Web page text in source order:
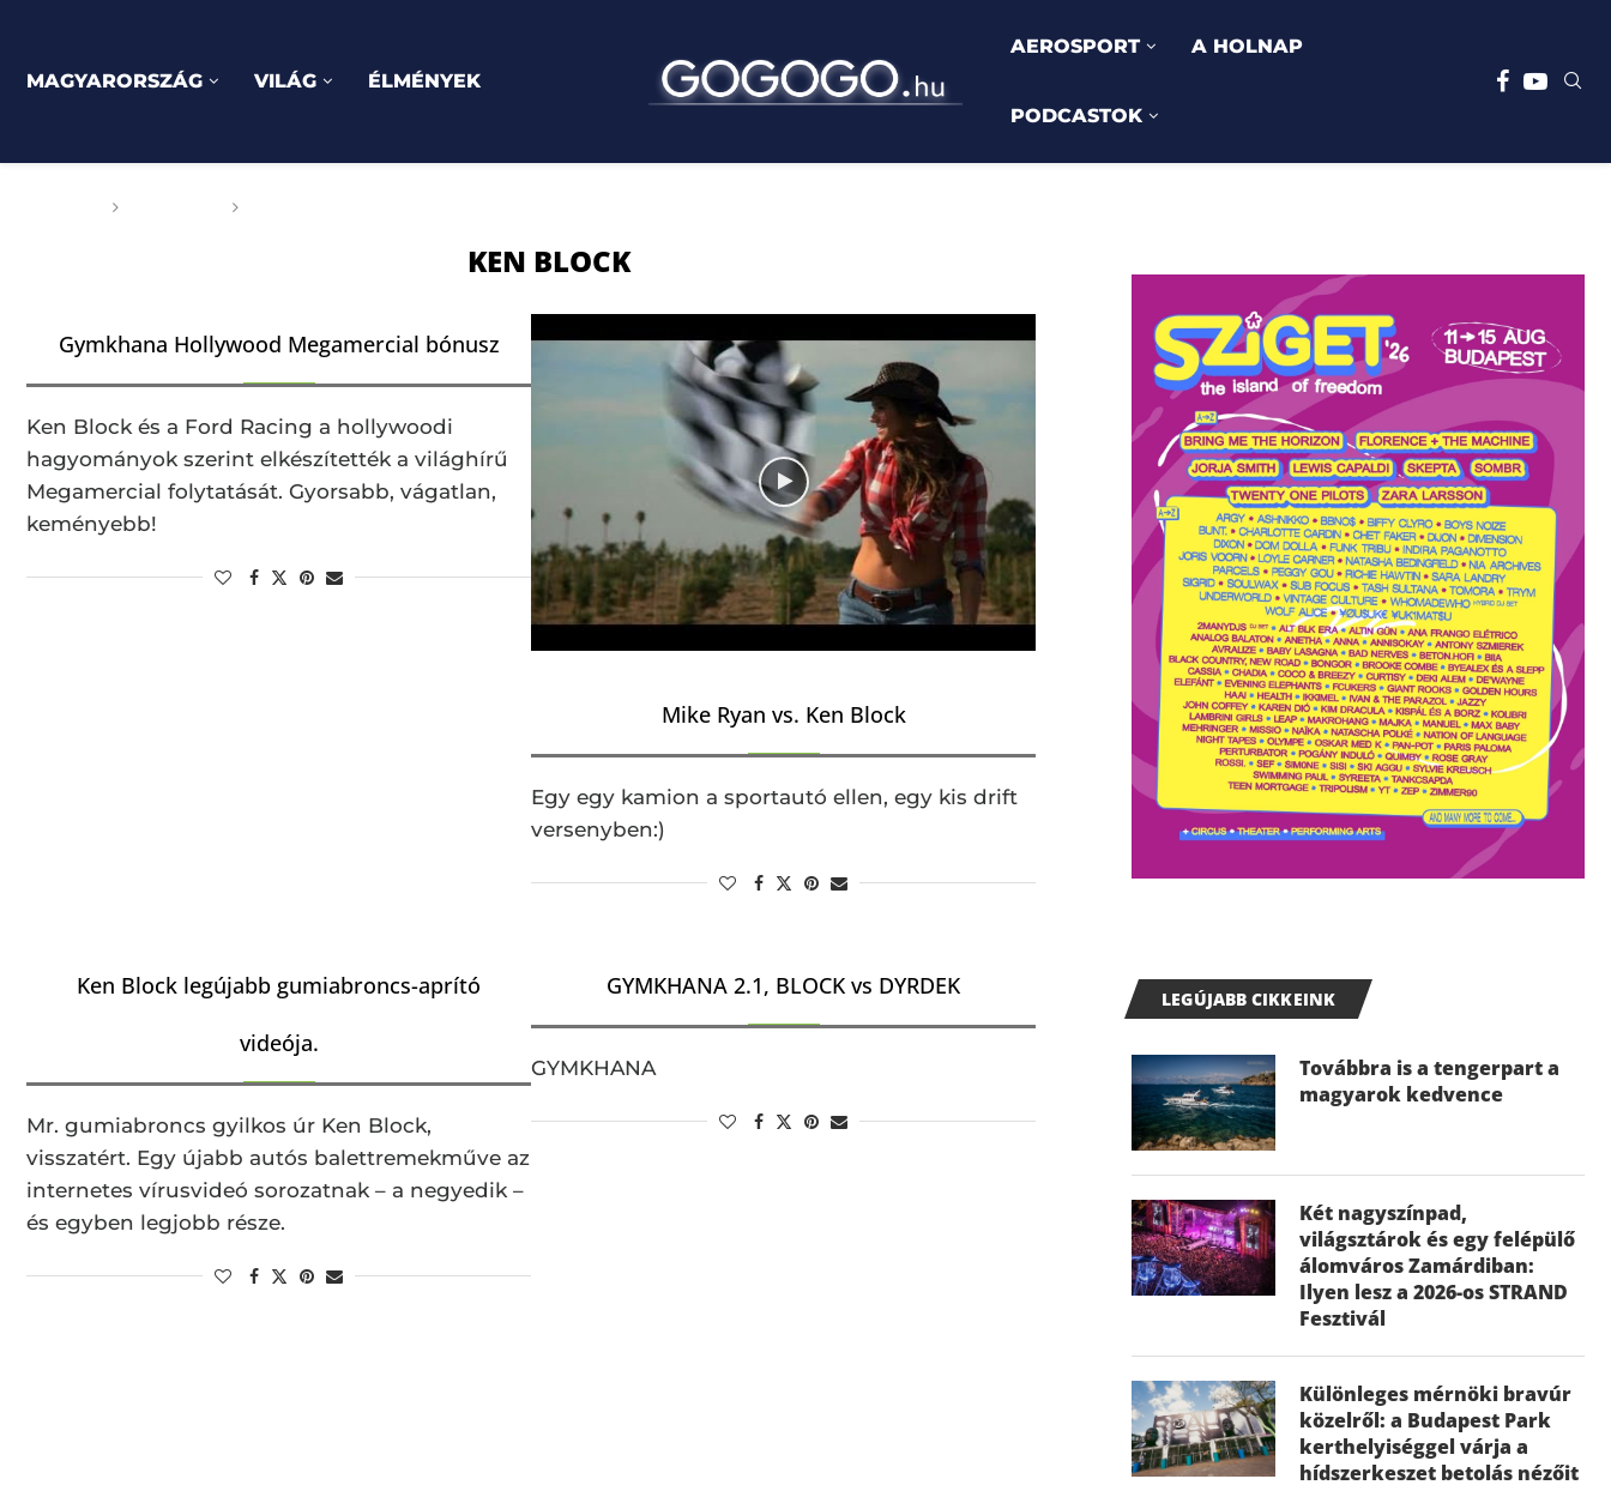
MAGYARORSZÁG VILÁG ÉLMÉNYEK
AEROSPORT A HOLNAP
PODCASTOK
KEN BLOCK
Gymkhana Hollywood Megamercial bónusz
Ken Block és a Ford Racing a hollywoodi
hagyományok szerint elkészítették a világhírű
Megamercial folytatását. Gyorsabb, vágatlan,
keményebb!
Mike Ryan vs. Ken Block
Egy egy kamion a sportautó ellen, egy kis drift
versenyben:)
Ken Block legújabb gumiabroncs-aprító
videója.
Mr. gumiabroncs gyilkos úr Ken Block,
visszatért. Egy újabb autós balettremekműve az
internetes vírusvideó sorozatnak – a negyedik –
és egyben legjobb része.
GYMKHANA 2.1, BLOCK vs DYRDEK
GYMKHANA
LEGÚJABB CIKKEINK
Továbbra is a tengerpart a
magyarok kedvence
Két nagyszínpad,
világsztárok és egy felépülő
álomváros Zamárdiban:
Ilyen lesz a 2026-os STRAND
Fesztivál
Különleges mérnöki bravúr
közelről: a Budapest Park
kerthelyiséggel várja a
hídszerkeszet betolás nézőit